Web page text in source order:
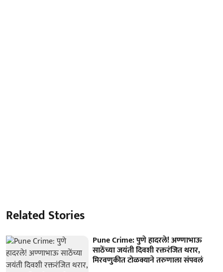
Related Stories
Pune Crime: पुणे हादरले! अण्णाभाऊ
साठेंच्या जयंती दिवशी रक्तरंजित थरार,
मिरवणुकीत टोळक्याने तरुणाला संपवलं